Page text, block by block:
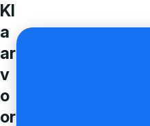
Kl
a
ar
v
o
or